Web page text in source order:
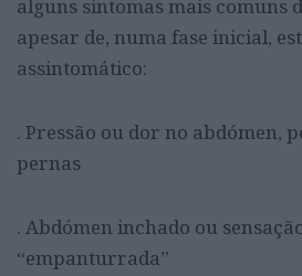
alguns sintomas mais comuns
apesar de, numa fase inicial,
assintomático:
. Pressão ou dor no abdómen,
pernas
. Abdómen inchado ou
“empanturrada”